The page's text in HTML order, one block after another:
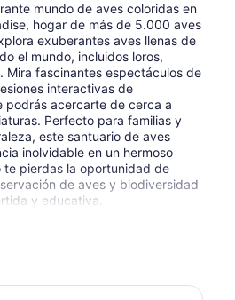
mundo de aves coloridas en
hogar de más de 5.000 aves
exuberantes aves llenas de
el mundo, incluidos loros,
Mira fascinantes espectáculos de
interactivas de
podrás acercarte de cerca a
Perfecto para familias y
este santuario de aves
inolvidable en un hermoso
pierdas la oportunidad de
de aves y biodiversidad
y educativa.